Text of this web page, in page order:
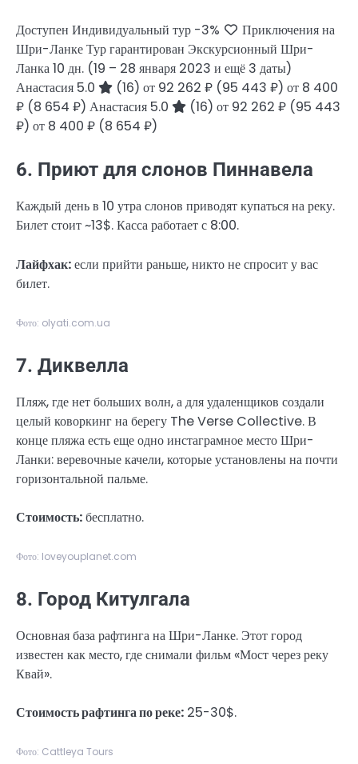
Доступен Индивидуальный тур -3%
Приключения на
Шри-Ланке Тур гарантирован Экскурсионный Шри-
Ланка10 дн. (19 – 28 января 2023 и ещё 3 даты)
Анастасия 5.0
(16) от 92 262 ₽ (95 443 ₽) от 8 400
₽ (8 654 ₽) Анастасия 5.0 (16) от 92 262 ₽ (95 443
₽) от 8 400 ₽ (8 654 ₽)
6. Приют для слонов Пиннавела
Каждый день в 10 утра слонов приводят купаться на реку.
Билет стоит ~13$. Касса работает с 8:00.
Лайфхак:если прийти раньше, никто не спросит у вас
билет.
Фото: olyati.com.ua
7. Диквелла
Пляж, где нет больших волн, а для удаленщиков создали
целый коворкинг на берегу The Verse Collective. В
конце пляжа есть еще одно инстаграмное место Шри-
Ланки: веревочные качели, которые установлены на почти
горизонтальной пальме.
Стоимость:бесплатно.
Фото: loveyouplanet.com
8. Город Китулгала
Основная база рафтинга на Шри-Ланке. Этот город
известен как место, где снимали фильм «Мост через реку
Квай».
Стоимость рафтинга по реке: 25-30$.
Фото: Cattleya Tours